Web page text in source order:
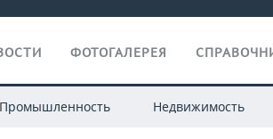
ФОТОГАЛЕРЕЯ
Промышленность Недвижимость